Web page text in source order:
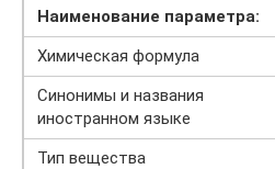
Наименование параметра:
Химическая формула
Синонимы и названия
иностранном языке
Тип вещества